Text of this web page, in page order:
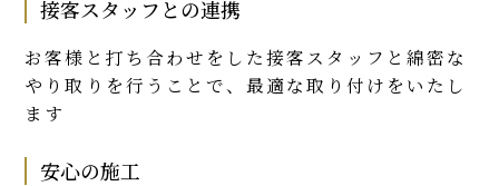
接客スタッフとの連携
お客様と打ち合わせをした接客スタッフと綿密な
やり取りを行うことで、最適な取り付けをいたし
ます
安心の施工